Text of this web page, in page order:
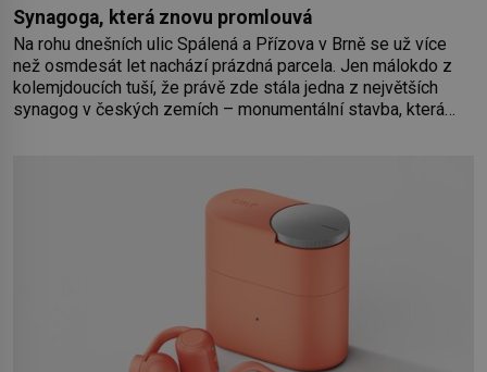
Synagoga, která znovu promlouvá
Na rohu dnešních ulic Spálená a Přízova v Brně se už více
než osmdesát let nachází prázdná parcela. Jen málokdo z
kolemjdoucích tuší, že právě zde stála jedna z největších
synagog v českých zemích – monumentální stavba, která